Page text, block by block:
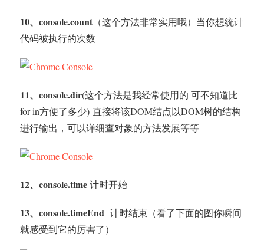
10、console.count （这个方法非常实用哦）当你想统计
代码被执行的次数
11、console.dir(这个方法是我经常使用的 可不知道比
for in方便了多少) 直接将该DOM结点以DOM树的结构
进行输出，可以详细查对象的方法发展等等
12、console.time计时开始
13、console.timeEnd 计时结束（看了下面的图你瞬间
就感受到它的厉害了）